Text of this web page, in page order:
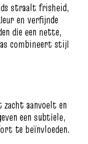
straalt frisheid,
en verfijnde
die een nette,
combineert stijl
aanvoelt en
een subtiele,
te beïnvloeden.